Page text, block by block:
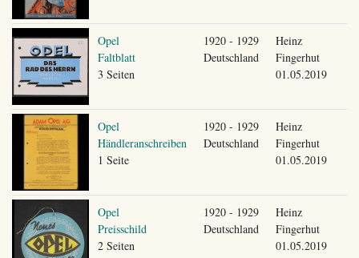
Opel
Faltblatt
3 Seiten
1920 - 1929
Deutschland
Heinz
Fingerhut
01.05.2019
Opel
Händleranschreiben
1 Seite
1920 - 1929
Deutschland
Heinz
Fingerhut
01.05.2019
Opel
Preisschild
2 Seiten
1920 - 1929
Deutschland
Heinz
Fingerhut
01.05.2019